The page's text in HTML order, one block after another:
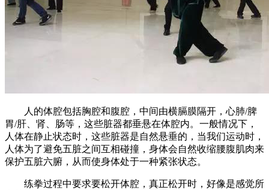
人的体腔包括胸腔和腹腔，中间由横膈膜隔开，心肺/脾
胃/肝、肾、肠等，这些脏器都垂悬在体腔内。一般情况下，
人体在静止状态时，这些脏器是自然悬垂的，当我们运动时，
人体为了避免五脏之间互相碰撞，身体会自然收缩腰腹肌肉来
保护五脏六腑，从而使身体处于一种紧张状态。
练拳过程中要求要松开体腔，真正松开时，好像是感觉所